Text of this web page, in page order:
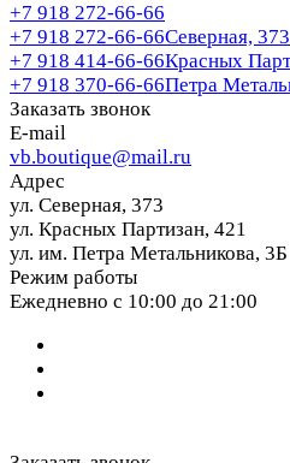
+7 918 272-66-66
+7 918 272-66-66Северная, 373
+7 918 414-66-66Красных
+7 918 370-66-66Петра
Заказать звонок
E-mail
vb.boutique@mail.ru
Адрес
ул. Северная, 373
ул. Красных Партизан, 421
ул. им. Петра Метальникова, 3Б
Режим работы
Ежедневно с 10:00 до 21:00